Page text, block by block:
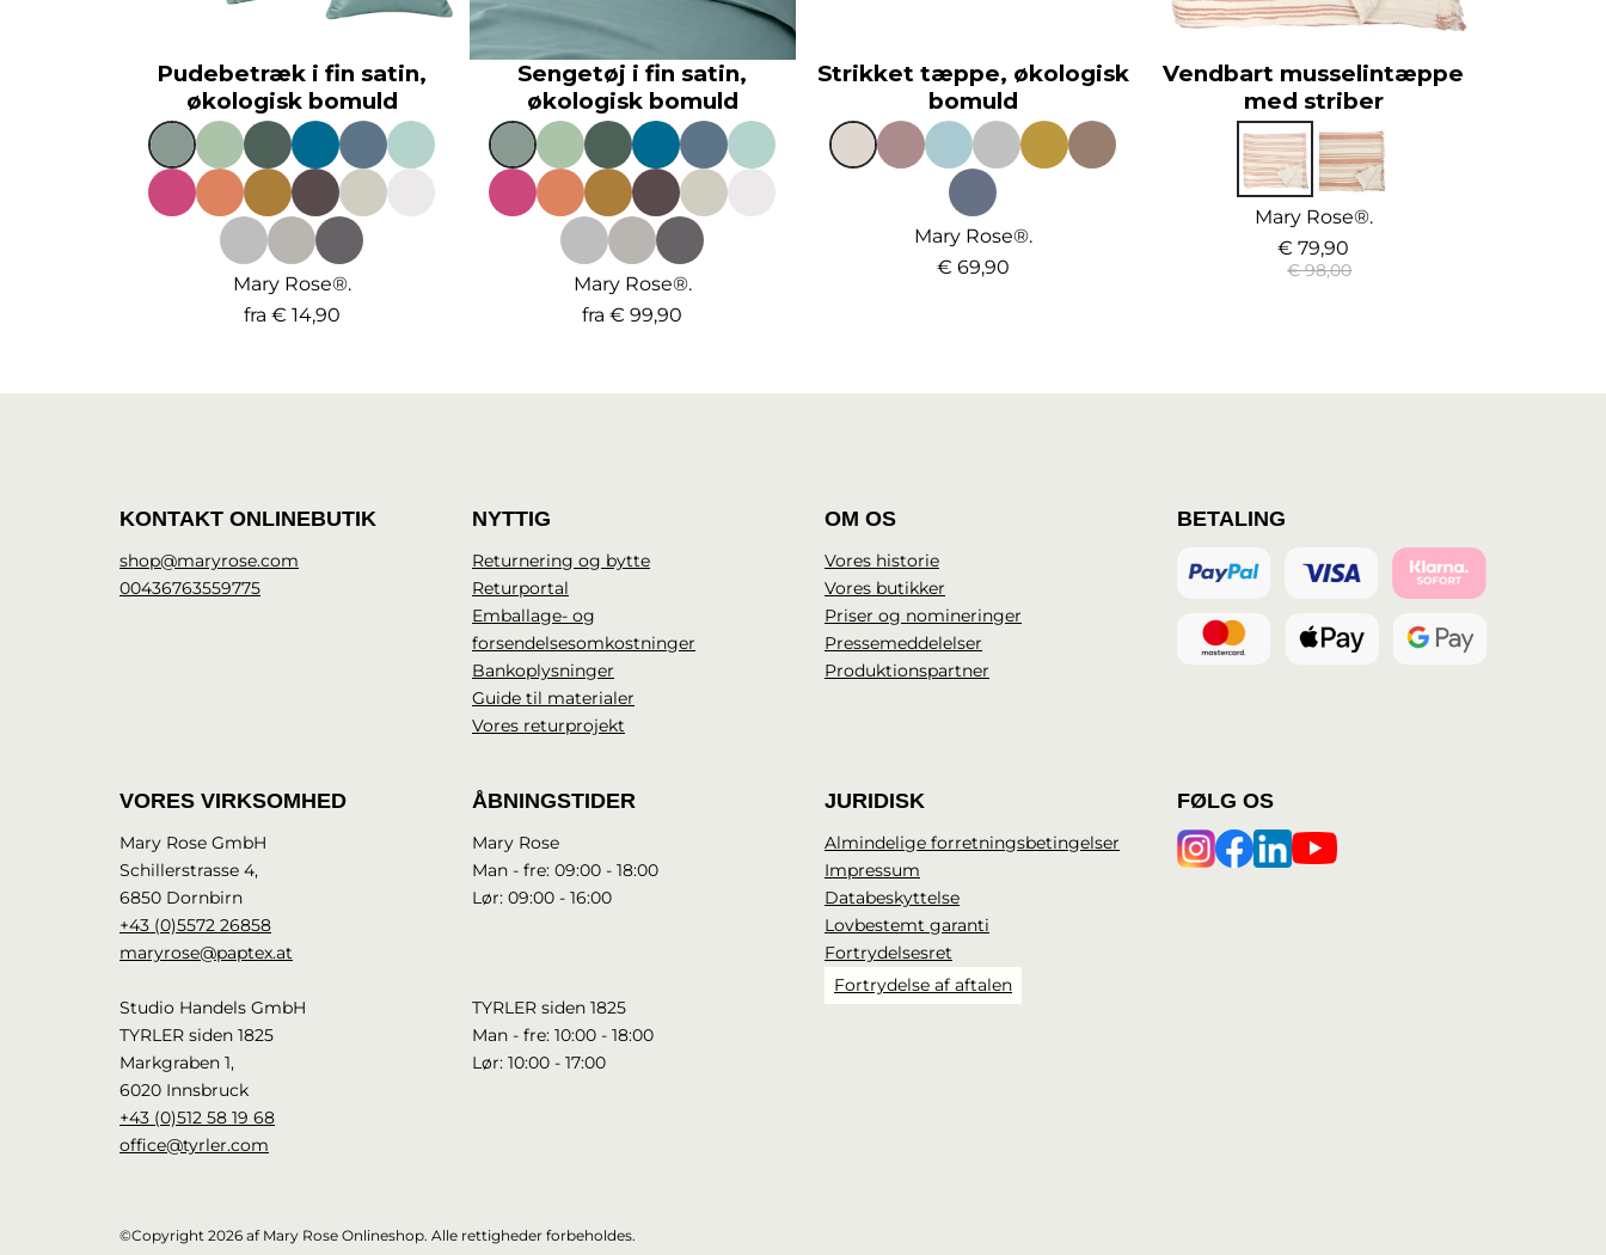
Pudebetræk i fin satin,
økologisk bomuld
Mary Rose®.
fra € 14,90
Sengetøj i fin satin,
økologisk bomuld
Mary Rose®.
fra€ 99,90
Strikket tæppe, økologisk
bomuld
Mary Rose®.
€ 69,90
Vendbart musselintæppe
med striber
Mary Rose®.
€ 79,90
€ 98,00
KONTAKT ONLINEBUTIK
shop@maryrose.com
00436763559775
NYTTIG
Returnering og bytte
Returportal
Emballage- og
forsendelsesomkostninger
Bankoplysninger
Guide til materialer
Vores returprojekt
OM OS
Vores historie
Vores butikker
Priser og nomineringer
Pressemeddelelser
Produktionspartner
BETALING
VORES VIRKSOMHED
Mary Rose GmbH
Schillerstrasse 4,
6850 Dornbirn
+43 (0)5572 26858
maryrose@paptex.at
Studio Handels GmbH
TYRLER siden 1825
Markgraben 1,
6020 Innsbruck
+43 (0)512 58 19 68
office@tyrler.com
ÅBNINGSTIDER
Mary Rose
Man - fre: 09:00 - 18:00
Lør: 09:00 - 16:00
TYRLER siden 1825
Man - fre: 10:00 - 18:00
Lør: 10:00 - 17:00
JURIDISK
Almindelige forretningsbetingelser
Impressum
Databeskyttelse
Lovbestemt garanti
Fortrydelsesret
Fortrydelse af aftalen
FØLG OS
©Copyright 2026 af Mary Rose Onlineshop. Alle rettigheder forbeholdes.